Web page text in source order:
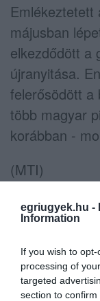
egriugyek.hu -
Information
If you wish to
processing of
targeted
section to
Emlékeztetett
májusban
elkezdődött a
újranyitása.
felerősödött a
több magyar
korábban -
(MTI)
Ne maradjon
bennünket az